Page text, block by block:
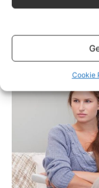
Cookie